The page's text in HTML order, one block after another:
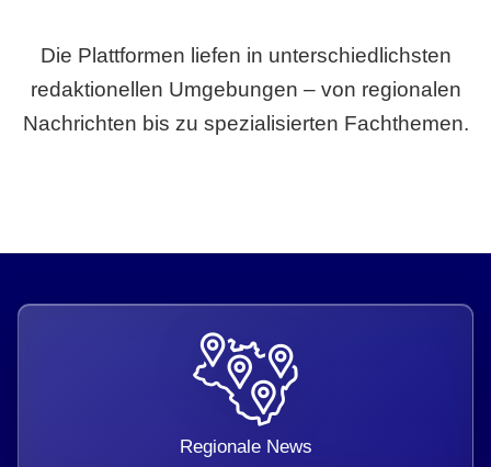
Die Plattformen liefen in unterschiedlichsten
redaktionellen Umgebungen – von regionalen
Nachrichten bis zu spezialisierten Fachthemen.
Regionale News